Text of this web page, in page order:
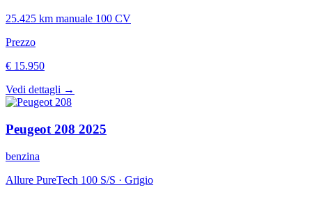
25.425 km manuale 100 CV
Prezzo
€ 15.950
Vedi dettagli →
Peugeot 208 2025
benzina
Allure PureTech 100 S/S · Grigio